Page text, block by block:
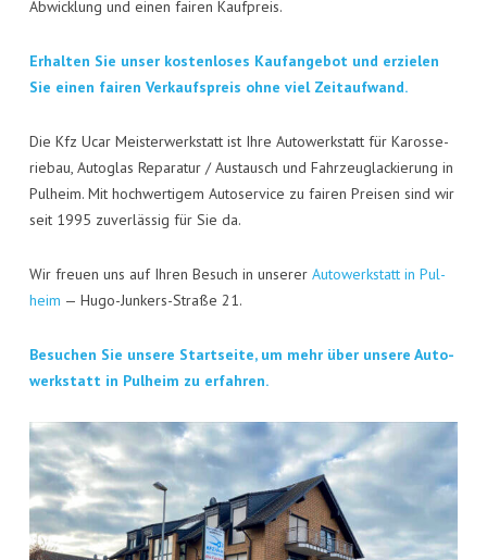
VISI­TEN­KAR­TE
Abwick­lung und einen fai­ren Kaufpreis.
Erhal­ten Sie unser kos­ten­lo­ses Kauf­an­ge­bot und erzie­len
Sie einen fai­ren Ver­kaufs­preis ohne viel Zeitaufwand.
Die Kfz Ucar Meis­ter­werk­statt ist Ihre Auto­werk­statt für Karos­se­
rie­bau, Auto­glas Repa­ra­tur / Aus­tausch und Fahr­zeug­la­ckie­rung in
Pul­heim. Mit hoch­wer­ti­gem Auto­ser­vice zu fai­ren Prei­sen sind wir
seit 1995 zuver­läs­sig für Sie da.
Wir freu­en uns auf Ihren Besuch in unse­rer Auto­werk­statt in Pul­
heim — Hugo-Jun­kers-Stra­ße 21.
Besu­chen Sie unse­re Start­sei­te, um mehr über unse­re Auto­
werk­statt in Pul­heim zu erfahren.